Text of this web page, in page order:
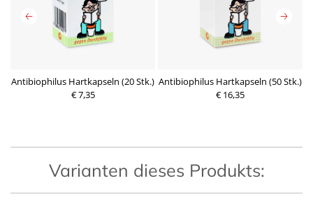
Antibiophilus Hartkapseln (20 Stk.)
€ 7,35
Antibiophilus Hartkapseln (50 Stk.)
€ 16,35
Varianten dieses Produkts: